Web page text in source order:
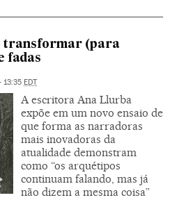
transformar (para
fadas
13:35 EDT
A escritora Ana Llurba
expõe em um novo ensaio de
que forma as narradoras
mais inovadoras da
atualidade demonstram
como “os arquétipos
continuam falando, mas já
não dizem a mesma coisa”